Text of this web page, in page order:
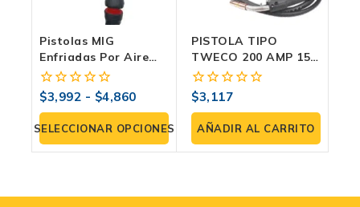
Pistolas MIG
Enfriadas Por Aire
Serie M4: Máxima
Potencia Y
Rendimiento
0
fuera
de
5
$3,992 - $4,860
SELECCIONAR OPCIONES
PISTOLA TIPO
TWECO 200 AMP 15
FT CONECTOR TIPO
MILLER
0
fuera
de
5
$3,117
AÑADIR AL CARRITO